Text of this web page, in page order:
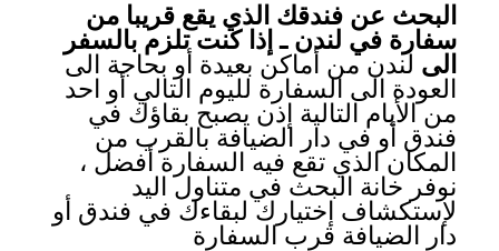
البحث عن فندقك الذي يقع قريبا من
سفارة في لندن ـ إذا كنت تلزم بالسفر
الى لندن من أماكن بعيدة أو بحاجة الى
العودة الى السفارة لليوم التالي أو احد
من الأيام التالية إذن يصبح بقاؤك في
فندق أو في دار الضيافة بالقرب من
المكان الذي تقع فيه السفارة أفضل ،
نوفر خانة البحث في متناول اليد
لإستكشاف إختيارك لبقاءك في فندق أو
دار الضيافة قرب السفارة